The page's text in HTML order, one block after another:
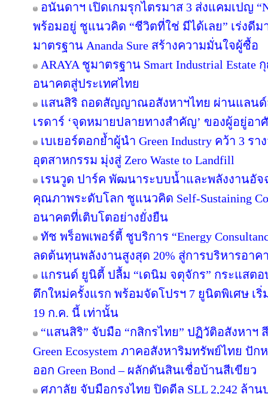
อนันดาฯ เปิดเกมรุกไตรมาส 3 ส่งแคมเปญ
พร้อมอยู่ ชูแนวคิด “ชีวิตที่ใช่ มีได้เลย” เร่งดี
มาตรฐาน Ananda Sure สร้างความมั่นใจผู้ซื้อ
ARAYA ชูมาตรฐาน Smart Industrial
อนาคตสู่ประเทศไทย
แสนสิริ ถอดสัญญาณอสังหาฯไทย ผ่านแลนด์
เรดาร์ ‘จุดหมายปลายทางสำคัญ’ ของผู้อยู่อ
เบเยอร์ตอกย้ำผู้นำ Green Industry คว้า 3 ร
อุตสาหกรรม มุ่งสู่ Zero Waste to Landfill
เรนวูด ปาร์ค พัฒนาระบบน้ำและพลังงานอั
คุณภาพระดับโลก ชูแนวคิด Self-Sustaining
อนาคตที่เติบโตอย่างยั่งยืน
ทัช พร็อพเพอร์ตี้ ชูบริการ “Energy
ลดต้นทุนพลังงานสูงสุด 20% สู่การบริหารอาค
แกรนด์ ยูนิตี้ ปลื้ม “เดนิม จตุจักร” กระแสตอ
ตึกใหม่ครั้งแรก พร้อมจัดโปรฯ 7 ยูนิตพิเศษ เริ่
19 ก.ค. นี้ เท่านั้น
“แสนสิริ” จับมือ “กสิกรไทย” ปฏิวัติอสังหาฯ
Green Ecosystem ภาคอสังหาริมทรัพย์ไทย ปัก
ออก Green Bond – ผลักดันสินเชื่อบ้านสีเขียว
ศุภาลัย จับมือกรุงไทย ปิดดีล SLL 2,242 ล้าน